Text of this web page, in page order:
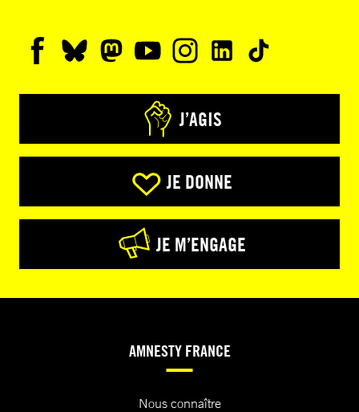
J’AGIS
JE DONNE
JE M’ENGAGE
AMNESTY FRANCE
Nous connaître